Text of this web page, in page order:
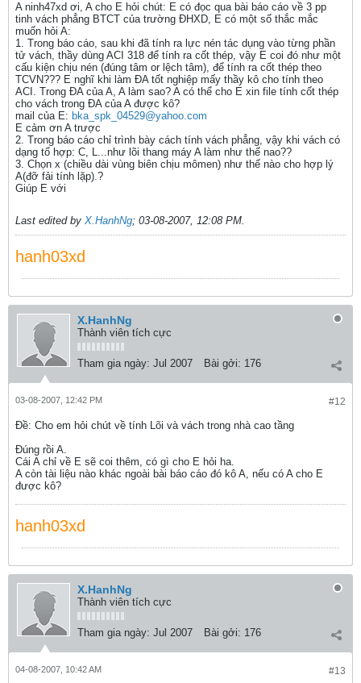
A ninh47xd ơi, A cho E hỏi chút: E có đọc qua bài báo cáo về 3 pp
tinh vách phẳng BTCT của trường ĐHXD, E có một số thắc mắc
muốn hỏi A:
1. Trong báo cáo, sau khi đã tính ra lực nén tác dụng vào từng phần
tử vách, thầy dùng ACI 318 để tính ra cốt thép, vậy E coi đó như một
cấu kiện chịu nén (đúng tâm or lệch tâm), để tính ra cốt thép theo
TCVN??? E nghĩ khi làm ĐA tốt nghiệp mấy thầy kô cho tính theo
ACI. Trong ĐA của A, A làm sao? A có thể cho E xin file tính cốt thép
cho vách trong ĐA của A được kô?
mail của E: bka_spk_04529@yahoo.com
E cảm ơn A trược
2. Trong báo cáo chỉ trình bày cách tính vách phẳng, vậy khi vách có
dạng tổ hợp: C, L...như lõi thang máy A làm như thế nao??
3. Chọn x (chiều dài vùng biên chịu mômen) như thế nào cho hợp lý
A(đỡ fải tính lặp).?
Giúp E với
Last edited by X.HanhNg; 03-08-2007, 12:08 PM.
hanh03xd
X.HanhNg
Thành viên tích cực
Tham gia ngày: Jul 2007 Bài gởi: 176
#12
03-08-2007, 12:42 PM
Ðề: Cho em hỏi chút về tính Lõi và vách trong nhà cao tầng
Đúng rồi A.
Cái A chỉ về E sẽ coi thêm, có gì cho E hỏi ha.
A còn tài liệu nào khác ngoài bài báo cáo đó kô A, nếu có A cho E
được kô?
hanh03xd
X.HanhNg
Thành viên tích cực
Tham gia ngày: Jul 2007 Bài gởi: 176
#13
04-08-2007, 10:42 AM